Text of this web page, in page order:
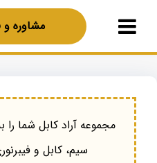
مشاوره
مجموعه آراد کابل شما
سیم، کابل و